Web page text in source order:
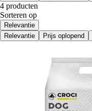
4 producten
Sorteren op
Relevantie
Relevantie
Prijs oplopend